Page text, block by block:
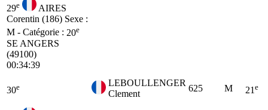
29e
AIRES
Corentin (186) Sexe :
M - Catégorie : 20e
SE ANGERS
(49100)
00:34:39
30e
LEBOULLENGER
Clement
625 M 21 e